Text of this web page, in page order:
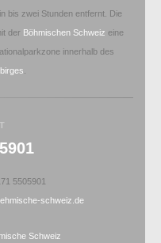
bis zwei Stunden entfernt. Die
der Böhmischen Schweiz eine
innerhalb des
5505901
schweiz.de